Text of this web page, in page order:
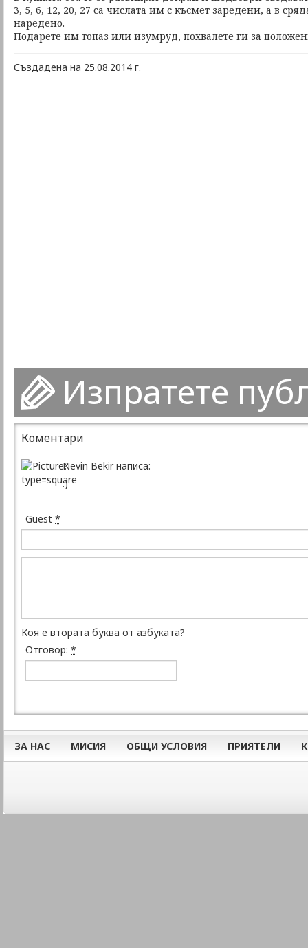
3, 5, 6, 12, 20, 27 са числата им с късмет заредени, а в
наредено.
Подарете им топаз или изумруд, похвалете ги за
Създадена на 25.08.2014 г.
Изпратете
Коментари
Nevin Bekir написа:
:)
Guest *
Коя е втората буква от азбуката?
Отговор: *
ЗА НАС МИСИЯ ОБЩИ УСЛОВИЯ ПРИЯТЕЛИ